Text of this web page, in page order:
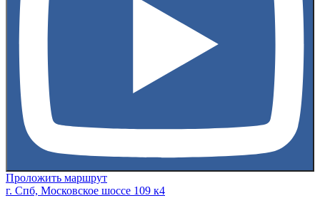
Проложить маршрут
г. Спб, Московское шоссе 109 к4